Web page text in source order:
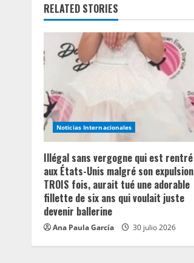
i
n
u
e
R
e
a
d
i
n
RELATED STORIES
Noticias Internacionales
Illégal sans vergogne qui est rentré
aux États-Unis malgré son expulsion
TROIS fois, aurait tué une adorable
fillette de six ans qui voulait juste
devenir ballerine
Ana Paula García 30 julio 2026